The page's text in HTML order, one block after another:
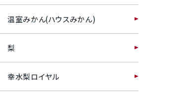
すいか
温室みかん(ハウスみかん)
梨
幸水梨ロイヤル